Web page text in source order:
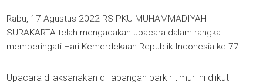
Rabu, 17 Agustus 2022 RS PKU MUHAMMADIYAH
SURAKARTA telah mengadakan upacara dalam rangka
memperingati Hari Kemerdekaan Republik Indonesia ke-77.
Upacara dilaksanakan di lapangan parkir timur ini diikuti